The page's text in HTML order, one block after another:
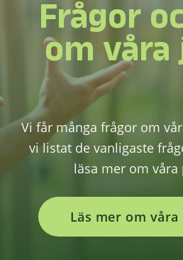
Frågor
om våra
Vi får många frågor om
vi listat de vanligaste
läsa mer om
Läs mer om